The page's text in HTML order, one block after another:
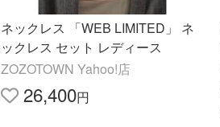
ネックレス 「WEB LIMITED」 ネ
ックレス セット レディース
ZOZOTOWN Yahoo!店
26,400円